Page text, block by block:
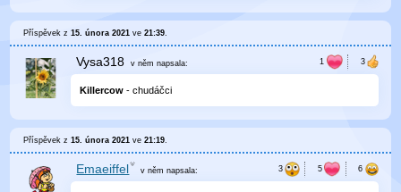
Příspěvek z15. února 2021 ve21:39.
Vysa318 v něm napsala:
Killercow - chudáčci
Příspěvek z15. února 2021 ve21:19.
Emaeiffel v něm napsala: